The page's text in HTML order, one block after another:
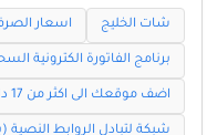
شات الخليج اسعار
برنامج الفاتورة الكترونية
اضف موقعك الى اكثر من 17 دليل مواقع عربي
شبكة لتبادل الروابط النصية